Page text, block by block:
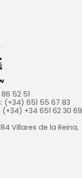
52 51
651 55 67 83
+34 651 62 30 69
Villares de la Reina,